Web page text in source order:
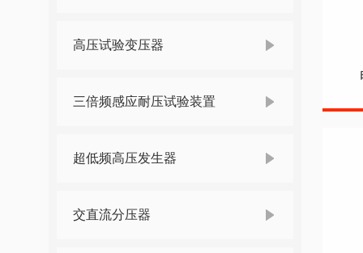
高压试验变压器
三倍频感应耐压试验装置
超低频高压发生器
交直流分压器